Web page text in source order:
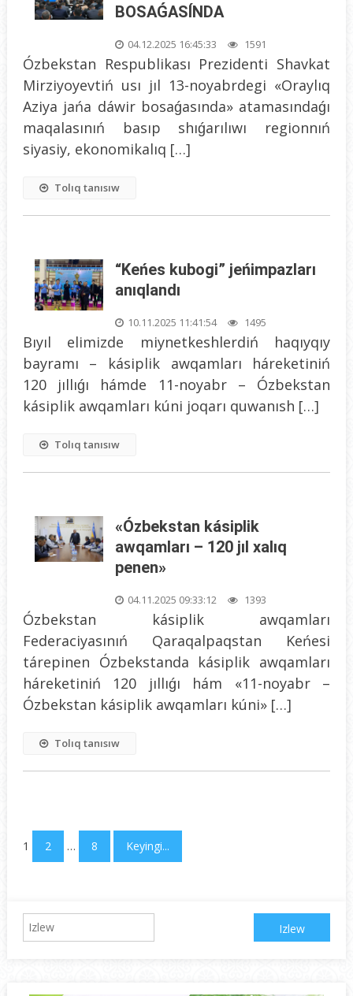
BOSAǴASÍNDA
04.12.2025 16:45:33 1591
Ózbekstan Respublikası Prezidenti Shavkat
Mirziyoyevtiń usı jıl 13-noyabrdegi «Oraylıq
Aziya jańa dáwir bosaǵasında» atamasındaǵı
maqalasınıń basıp shıǵarılıwı regionnıń
siyasiy, ekonomikalıq […]
Tolıq tanısıw
“Keńes kubogi” jeńimpazları
anıqlandı
10.11.2025 11:41:54 1495
Bıyıl elimizde miynetkeshlerdiń haqıyqıy
bayramı – kásiplik awqamları háreketiniń
120 jıllıǵı hámde 11-noyabr – Ózbekstan
kásiplik awqamları kúni joqarı quwanısh […]
Tolıq tanısıw
«Ózbekstan kásiplik
awqamları – 120 jıl xalıq
penen»
04.11.2025 09:33:12 1393
Ózbekstan kásiplik awqamları
Federaciyasınıń Qaraqalpaqstan Keńesi
tárepinen Ózbekstanda kásiplik awqamları
háreketiniń 120 jıllıǵı hám «11-noyabr –
Ózbekstan kásiplik awqamları kúni» […]
Tolıq tanısıw
1 2 … 8 Keyingi...
Izlew: